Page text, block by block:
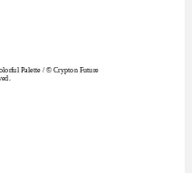
Palette / © Crypton Future